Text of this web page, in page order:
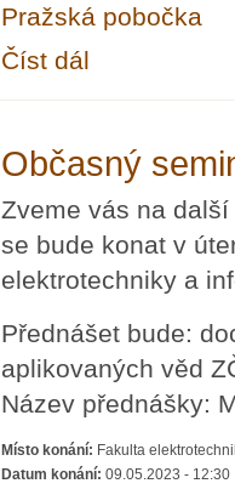
Pražská pobočka
Číst dál
Občasný
Zveme vás na
se bude konat v
elektrotechniky a
Přednášet bude:
aplikovaných věd
Název přednášky:
Místo konání: Fakulta
Datum konání: 09.05.2023 - 12:30